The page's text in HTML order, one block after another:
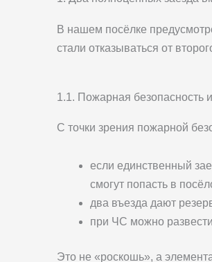
В нашем посёлке
стали отказываться от
1.1. Пожарная безопасность
С точки зрения пожарной
если единственный
смогут попасть в
два въезда дают
при ЧС можно
Это не «роскошь», а